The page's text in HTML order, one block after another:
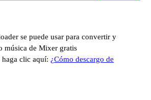
se puede usar para convertir y
música de Mixer gratis
haga clic aquí: ¿Cómo descargo de